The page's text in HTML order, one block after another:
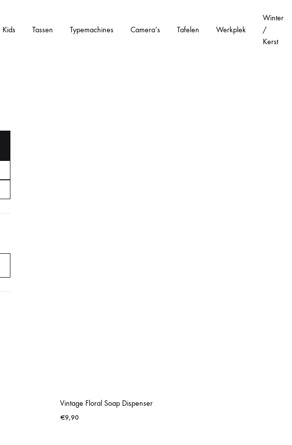
Kids Tassen Typemachines Camera’s Tafelen Werkplek
Winter
/
Kerst
Vintage Floral Soap Dispenser
€9,90